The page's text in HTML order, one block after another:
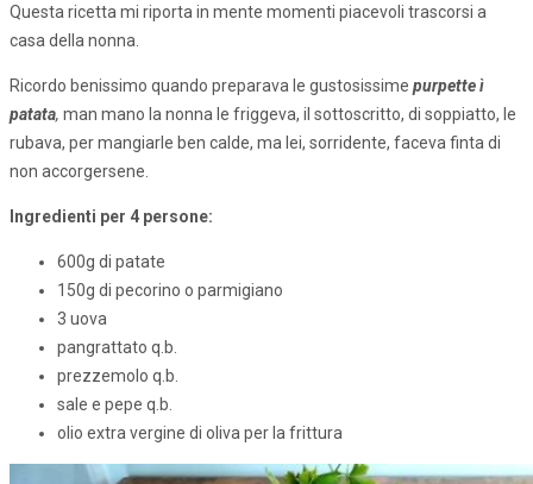
Questa ricetta mi riporta in mente momenti piacevoli trascorsi a
casa della nonna.
Ricordo benissimo quando preparava le gustosissime purpette ì
patata, man mano la nonna le friggeva, il sottoscritto, di soppiatto, le
rubava, per mangiarle ben calde, ma lei, sorridente, faceva finta di
non accorgersene.
Ingredienti per 4 persone:
600g di patate
150g di pecorino o parmigiano
3 uova
pangrattato q.b.
prezzemolo q.b.
sale e pepe q.b.
olio extra vergine di oliva per la frittura